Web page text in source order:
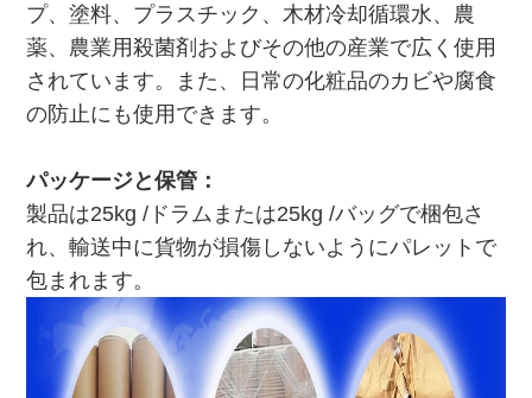
プ、塗料、プラスチック、木材冷却循環水、農
薬、農業用殺菌剤およびその他の産業で広く使用
されています。また、日常の化粧品のカビや腐食
の防止にも使用できます。
パッケージと保管：
製品は25kg /ドラムまたは25kg /バッグで梱包さ
れ、輸送中に貨物が損傷しないようにパレットで
包まれます。